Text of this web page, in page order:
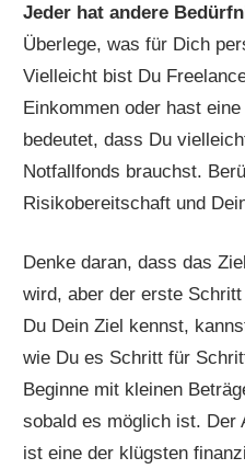
Jeder hat andere
Überlege, was für Dich
Vielleicht bist Du
Einkommen oder hast
bedeutet, dass Du
Notfallfonds brauchst.
Risikobereitschaft und
Denke daran, dass das
wird, aber der erste
Du Dein Ziel kennst,
wie Du es Schritt für
Beginne mit kleinen
sobald es möglich ist. Der
ist eine der klügsten